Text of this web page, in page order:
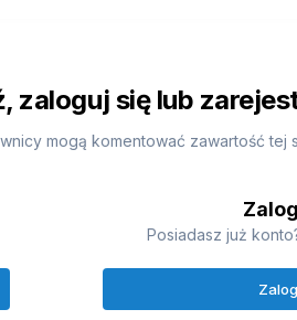
zaloguj się lub
mogą komentować zawartość tej
Posiadasz już